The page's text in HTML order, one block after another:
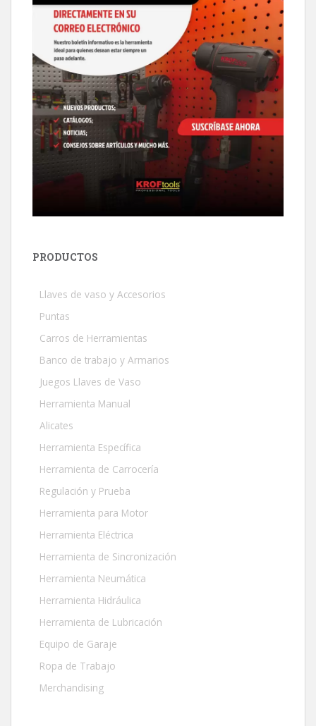
PRODUCTOS
Llaves de vaso y Accesorios
Puntas
Carros de Herramientas
Banco de trabajo y Armarios
Juegos Llaves de Vaso
Herramienta Manual
Alicates
Herramienta Específica
Herramienta de Carrocería
Regulación y Prueba
Herramienta para Motor
Herramienta Eléctrica
Herramienta de Sincronización
Herramienta Neumática
Herramienta Hidráulica
Herramienta de Lubricación
Equipo de Garaje
Ropa de Trabajo
Merchandising